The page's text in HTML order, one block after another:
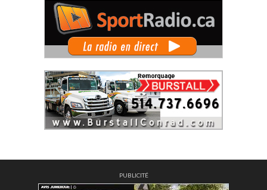
PUBLICITÉ